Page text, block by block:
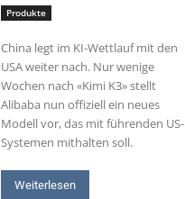
Produkte
China legt im KI-Wettlauf mit den
USA weiter nach. Nur wenige
Wochen nach «Kimi K3» stellt
Alibaba nun offiziell ein neues
Modell vor, das mit führenden US-
Systemen mithalten soll.
Weiterlesen